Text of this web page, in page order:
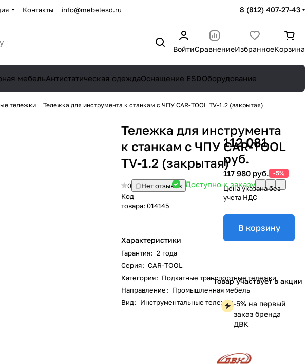
Контакты info@mebelesd.ru 8 (812) 407-27-43
ВойтиСравнениеИзбранноеКорзина
мебельАнтистатическая одеждаОснащение ESDОборудование
тележки Тележка для инструмента к станкам с ЧПУ CAR-TOOL TV-1.2 (закрытая)
Тележка для инструмента
к станкам с ЧПУ CAR-TOOL
TV-1.2 (закрытая)
0
Нет отзывов
Код
товара: 014145
Доступно к заказу
Характеристики
Гарантия: 2 года
Серия: CAR-TOOL
Категория: Подкатные транспортные тележки
Направление: Промышленная мебель
Вид: Инструментальные тележки
112 081
руб.
117 980 руб. -5%
Цена указана без
учета НДС
В корзину
Товар участвует в акции
-5% на первый
заказ бренда
ДВК